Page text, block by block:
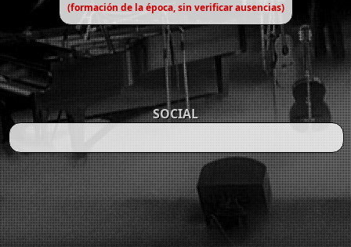
(formación de la época, sin verificar ausencias)
SOCIAL